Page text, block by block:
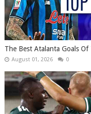
The Best Atalanta Goals
August 01, 2026 0